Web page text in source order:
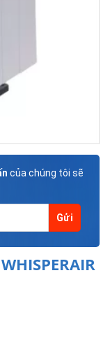
của chúng tôi sẽ